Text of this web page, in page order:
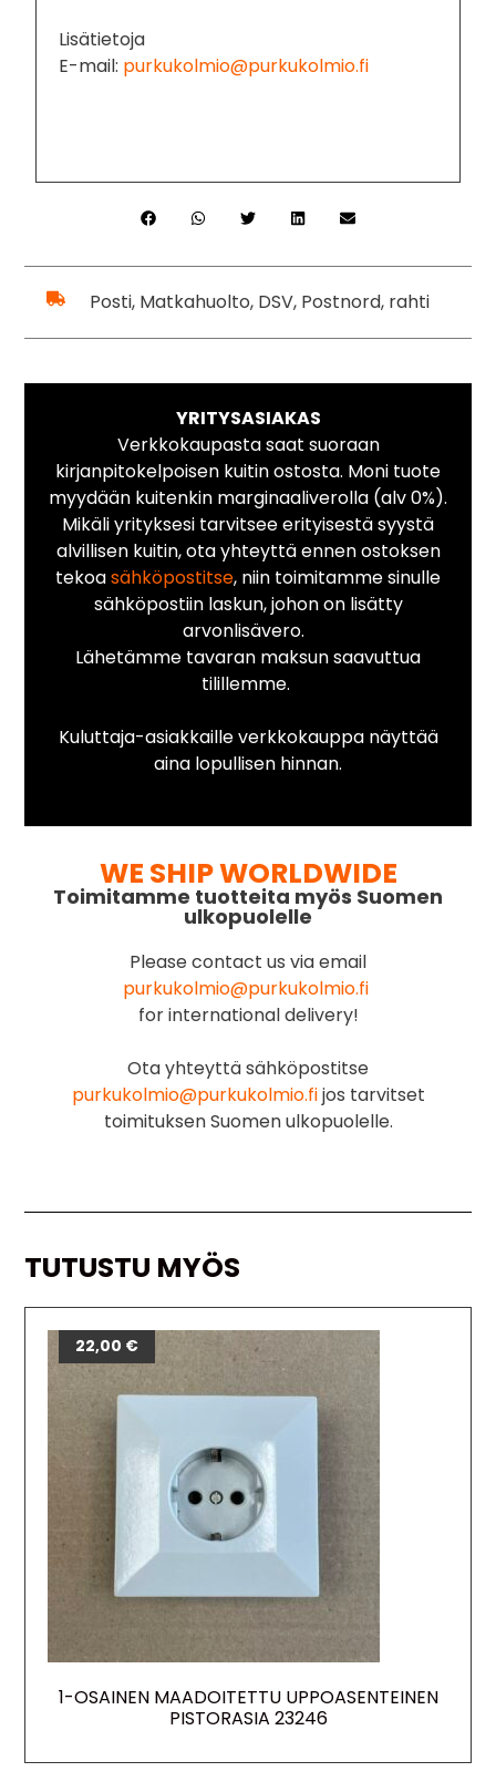
Lisätietoja
E-mail: purkukolmio@purkukolmio.fi
Posti, Matkahuolto, DSV, Postnord, rahti
YRITYSASIAKAS
Verkkokaupasta saat suoraan
kirjanpitokelpoisen kuitin ostosta. Moni tuote
myydään kuitenkin marginaaliverolla (alv 0%).
Mikäli yrityksesi tarvitsee erityisestä syystä
alvillisen kuitin, ota yhteyttä ennen ostoksen
tekoasähköpostitse, niin toimitamme sinulle
sähköpostiin laskun, johon on lisätty
arvonlisävero.
Lähetämme tavaran maksun saavuttua
tilillemme.
Kuluttaja-asiakkaille verkkokauppa näyttää
aina lopullisen hinnan.
WE SHIP WORLDWIDE
Toimitamme tuotteita myös Suomen
ulkopuolelle
Please contact us via email
purkukolmio@purkukolmio.fi
for international delivery!
Ota yhteyttä sähköpostitse
purkukolmio@purkukolmio.fijos tarvitset
toimituksen Suomen ulkopuolelle.
TUTUSTU MYÖS
1-OSAINEN MAADOITETTU UPPOASENTEINEN
PISTORASIA 23246
22,00 €